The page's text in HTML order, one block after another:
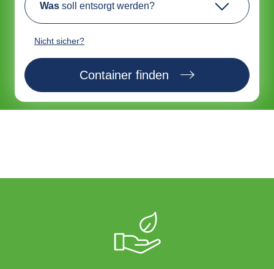
Was soll entsorgt werden?
Nicht sicher?
Container finden